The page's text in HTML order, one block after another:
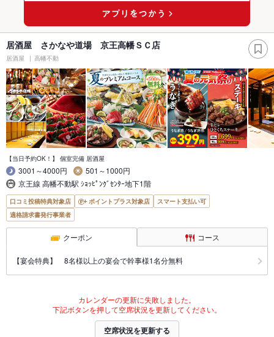
居酒屋 さかなや道場 京王高幡ＳＣ店
居酒屋 高幡不動
【当日予約OK！】 個室完備 居酒屋
3001～4000円
501～1000円
京王線 高幡不動駅 ｼｮｯﾋﾟﾝｸﾞｾﾝﾀｰ地下1階
口コミ投稿特典対象店 ポイントプラス対象店
スマート支払い可
適格請求書発行事業者
クーポン コース
【宴会特典】 8名様以上の宴会で幹事様1名分無料
カレンダーの更新に失敗しました。
下記ボタンを押して空席状況を更新してください。
空席状況を更新する